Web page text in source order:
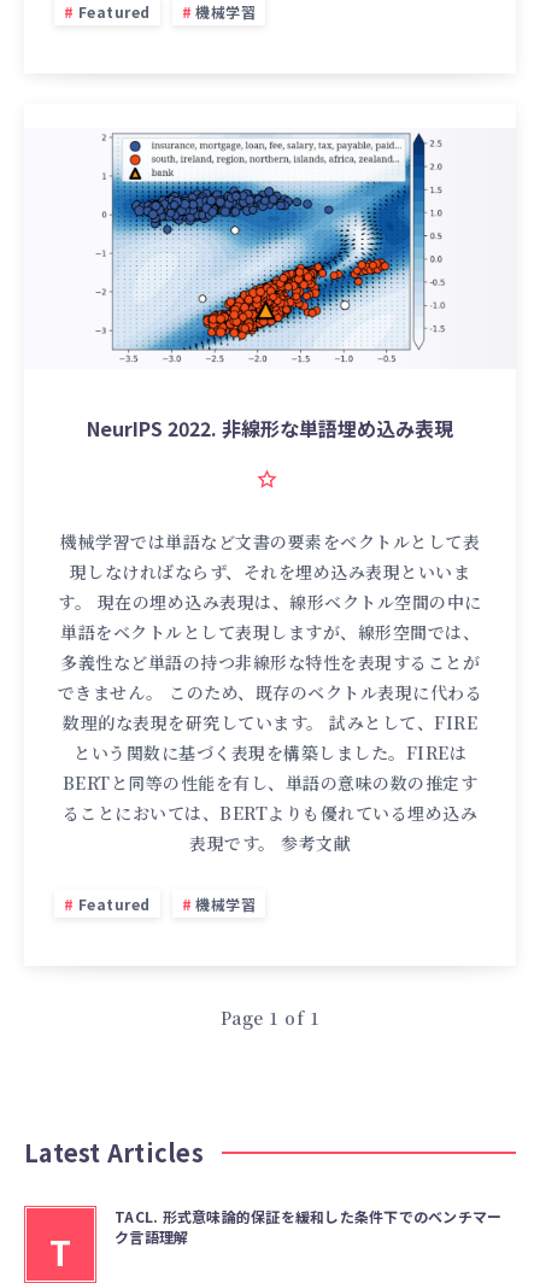
Featured 機械学習
NeurIPS 2022. 非線形な単語埋め込み表現
機械学習では単語など文書の要素をベクトルとして表
現しなければならず、それを埋め込み表現といいま
す。 現在の埋め込み表現は、線形ベクトル空間の中に
単語をベクトルとして表現しますが、線形空間では、
多義性など単語の持つ非線形な特性を表現することが
できません。 このため、既存のベクトル表現に代わる
数理的な表現を研究しています。 試みとして、FIRE
という関数に基づく表現を構築しました。FIREは
BERTと同等の性能を有し、単語の意味の数の推定す
ることにおいては、BERTよりも優れている埋め込み
表現です。 参考文献
Featured 機械学習
Page 1 of 1
Latest Articles
T
TACL. 形式意味論的保証を緩和した条件下でのベンチマー
ク言語理解